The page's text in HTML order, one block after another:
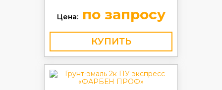
Цена:по запросу
КУПИТЬ